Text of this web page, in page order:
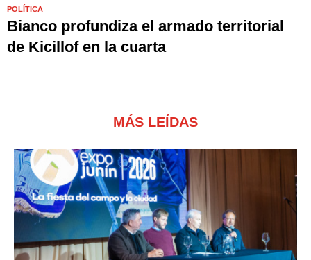
POLÍTICA
Bianco profundiza el armado territorial
de Kicillof en la cuarta
MÁS LEÍDAS